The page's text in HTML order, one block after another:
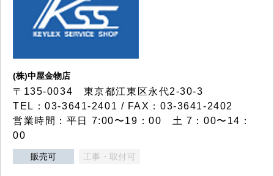
(株)中屋金物店
〒135-0034 東京都江東区永代2-30-3
TEL：03-3641-2401 / FAX：03-3641-2402
営業時間：平日 7:00〜19：00 土 7：00〜14：
00
販売可 工事・取付可